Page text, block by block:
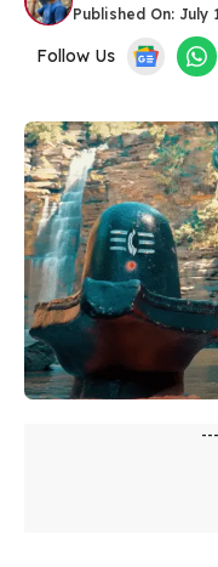
Published On: July
Follow Us